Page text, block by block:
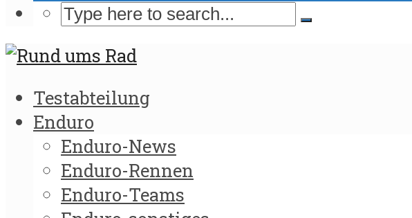
Testabteilung
Enduro
Enduro-News
Enduro-Rennen
Enduro-Teams